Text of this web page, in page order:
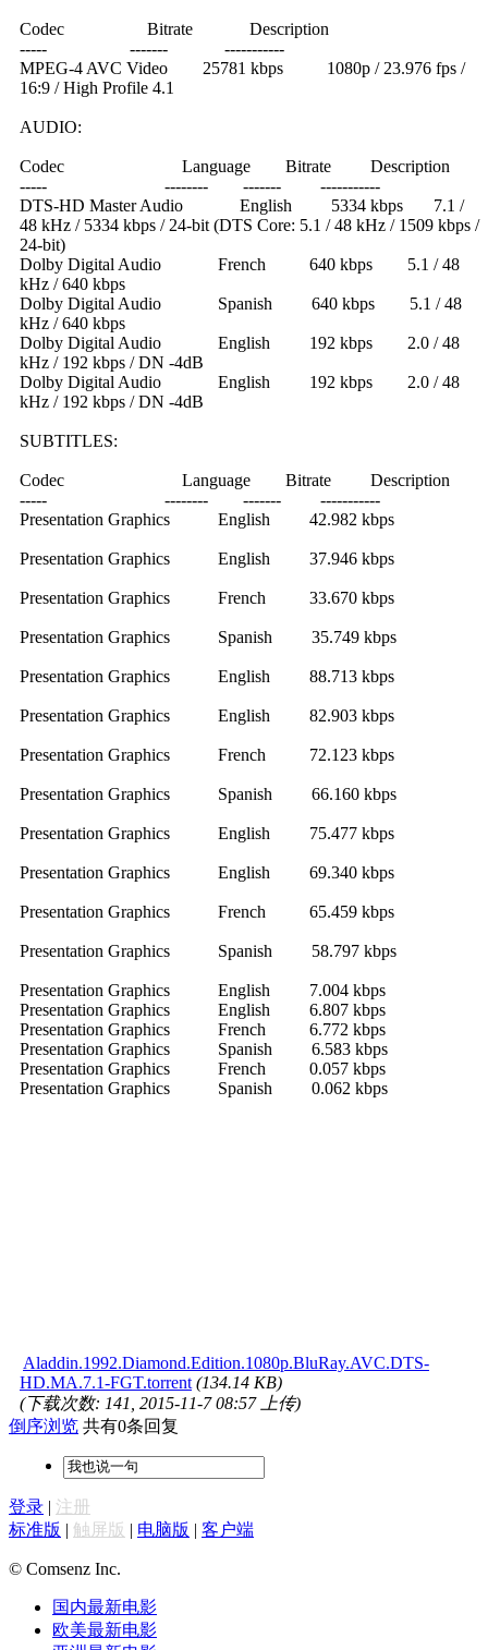
Codec Bitrate Description
----- ------- -----------
MPEG-4 AVC Video 25781 kbps 1080p / 23.976 fps /
16:9 / High Profile 4.1
AUDIO:
Codec Language Bitrate Description
----- -------- ------- -----------
DTS-HD Master Audio English 5334 kbps 7.1 /
48 kHz / 5334 kbps / 24-bit (DTS Core: 5.1 / 48 kHz / 1509 kbps /
24-bit)
Dolby Digital Audio French 640 kbps 5.1 / 48
kHz / 640 kbps
Dolby Digital Audio Spanish 640 kbps 5.1 / 48
kHz / 640 kbps
Dolby Digital Audio English 192 kbps 2.0 / 48
kHz / 192 kbps / DN -4dB
Dolby Digital Audio English 192 kbps 2.0 / 48
kHz / 192 kbps / DN -4dB
SUBTITLES:
Codec Language Bitrate Description
----- -------- ------- -----------
Presentation Graphics English 42.982 kbps
Presentation Graphics English 37.946 kbps
Presentation Graphics French 33.670 kbps
Presentation Graphics Spanish 35.749 kbps
Presentation Graphics English 88.713 kbps
Presentation Graphics English 82.903 kbps
Presentation Graphics French 72.123 kbps
Presentation Graphics Spanish 66.160 kbps
Presentation Graphics English 75.477 kbps
Presentation Graphics English 69.340 kbps
Presentation Graphics French 65.459 kbps
Presentation Graphics Spanish 58.797 kbps
Presentation Graphics English 7.004 kbps
Presentation Graphics English 6.807 kbps
Presentation Graphics French 6.772 kbps
Presentation Graphics Spanish 6.583 kbps
Presentation Graphics French 0.057 kbps
Presentation Graphics Spanish 0.062 kbps
Aladdin.1992.Diamond.Edition.1080p.BluRay.AVC.DTS-
HD.MA.7.1-FGT.torrent (134.14 KB)
(下载次数: 141, 2015-11-7 08:57 上传)
倒序浏览 共有0条回复
登录 | 注册
标准版 | 触屏版 | 电脑版 | 客户端
© Comsenz Inc.
国内最新电影
欧美最新电影